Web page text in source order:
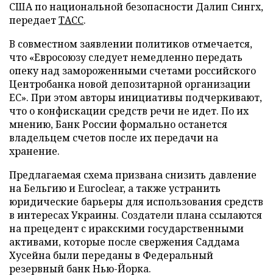
США по национальной безопасности Далип Сингх,
передаетТАСС.
В совместном заявлении политиков отмечается,
что «Евросоюзу следует немедленно передать
опеку над замороженными счетами российского
Центробанка новой депозитарной организации
ЕС». При этом авторы инициативы подчеркивают,
что о конфискации средств речи не идет. По их
мнению, Банк России формально останется
владельцем счетов после их передачи на
хранение.
Предлагаемая схема призвана снизить давление
на Бельгию и Euroclear, а также устранить
юридические барьеры для использования средств
в интересах Украины. Создатели плана ссылаются
на прецедент с иракскими государственными
активами, которые после свержения Саддама
Хусейна были переданы в Федеральный
резервный банк Нью-Йорка.